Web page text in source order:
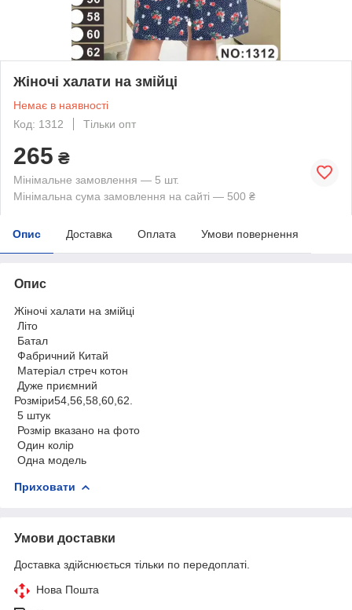
Жіночі халати на змійці
Немає в наявності
Код: 1312
Тільки опт
265 ₴
Мінімальне замовлення — 5 шт.
Мінімальна сума замовлення на сайті — 500 ₴
Опис Доставка Оплата Умови повернення
Опис
Жіночі халати на змійці
Літо
Батал
Фабричний Китай
Матеріал стреч котон
Дуже приємний
Розміри54,56,58,60,62.
5 штук
Розмір вказано на фото
Один колір
Одна модель
Приховати
Умови доставки
Доставка здійснюється тільки по передоплаті.
Нова Пошта